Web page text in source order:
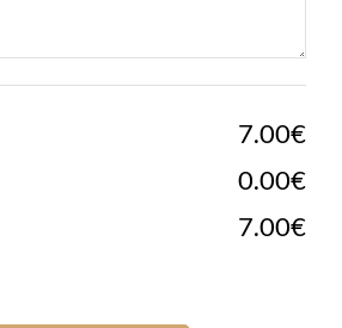
7.00€
0.00€
7.00€